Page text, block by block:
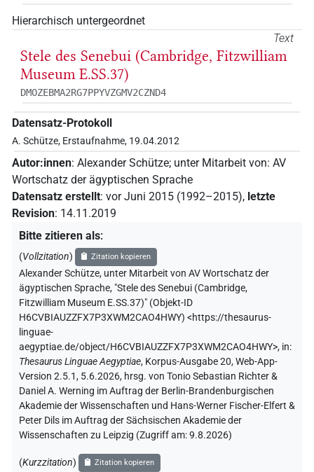
Hierarchisch untergeordnet
Text
Stele des Senebui (Cambridge, Fitzwilliam
Museum E.SS.37)
DMOZEBMA2RG7PPYVZGMV2CZND4
Datensatz-Protokoll
A. Schütze, Erstaufnahme, 19.04.2012
Autor:innen: Alexander Schütze; unter Mitarbeit von: AV
Wortschatz der ägyptischen Sprache
Datensatz erstellt: vor Juni 2015 (1992–2015), letzte
Revision: 14.11.2019
Bitte zitieren als:
(Vollzitation) Zitation kopieren
Alexander Schütze, unter Mitarbeit von AV Wortschatz der
ägyptischen Sprache, "Stele des Senebui (Cambridge,
Fitzwilliam Museum E.SS.37)" (Objekt-ID
H6CVBIAUZZFX7P3XWM2CAO4HWY) <https://thesaurus-
linguae-
aegyptiae.de/object/H6CVBIAUZZFX7P3XWM2CAO4HWY>, in:
Thesaurus Linguae Aegyptiae, Korpus-Ausgabe 20, Web-App-
Version 2.5.1, 5.6.2026, hrsg. von Tonio Sebastian Richter &
Daniel A. Werning im Auftrag der Berlin-Brandenburgischen
Akademie der Wissenschaften und Hans-Werner Fischer-Elfert &
Peter Dils im Auftrag der Sächsischen Akademie der
Wissenschaften zu Leipzig (Zugriff am:9.8.2026)
(Kurzzitation) Zitation kopieren